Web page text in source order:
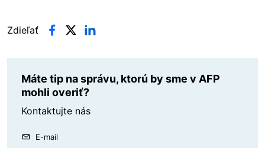
Zdieľať
Máte tip na správu, ktorú by sme v AFP
mohli overiť?
Kontaktujte nás
E-mail